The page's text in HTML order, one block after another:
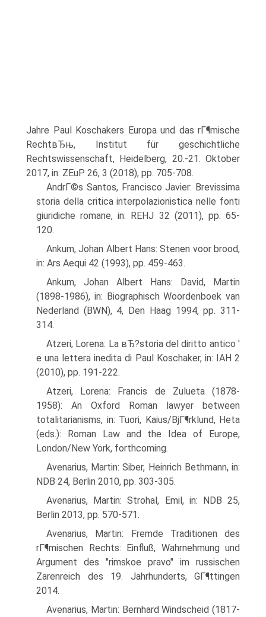
Jahre Paul Koschakers Europa und das rГ¶mische
RechtвЂњ, Institut für geschichtliche
Rechtswissenschaft, Heidelberg, 20.-21. Oktober
2017, in: ZEuP 26, 3 (2018), pp. 705-708.
AndrГ©s Santos, Francisco Javier: Brevissima
storia della critica interpolazionistica nelle fonti
giuridiche romane, in: REHJ 32 (2011), pp. 65-
120.
Ankum, Johan Albert Hans: Stenen voor brood,
in: Ars Aequi 42 (1993), pp. 459-463.
Ankum, Johan Albert Hans: David, Martin
(1898-1986), in: Biographisch Woordenboek van
Nederland (BWN), 4, Den Haag 1994, pp. 311-
314.
Atzeri, Lorena: La вЂ?storia del diritto antico '
e una lettera inedita di Paul Koschaker, in: IAH 2
(2010), pp. 191-222.
Atzeri, Lorena: Francis de Zulueta (1878-
1958): An Oxford Roman lawyer between
totalitarianisms, in: Tuori, Kaius/BjГ¶rklund, Heta
(eds.): Roman Law and the Idea of Europe,
London/New York, forthcoming.
Avenarius, Martin: Siber, Heinrich Bethmann, in:
NDB 24, Berlin 2010, pp. 303-305.
Avenarius, Martin: Strohal, Emil, in: NDB 25,
Berlin 2013, pp. 570-571.
Avenarius, Martin: Fremde Traditionen des
rГ¶mischen Rechts: Einfluß, Wahrnehmung und
Argument des "rimskoe pravo" im russischen
Zarenreich des 19. Jahrhunderts, GГ¶ttingen
2014.
Avenarius, Martin: Bernhard Windscheid (1817-